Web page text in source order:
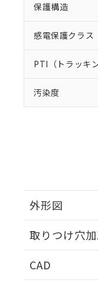
保護構造
感電保護クラス
PTI（トラッキ
汚染度
外形図
取りつけ穴
CAD